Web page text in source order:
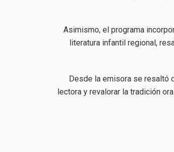
Asimismo, el programa
literatura infantil regional,
Desde la emisora se resaltó
lectora y revalorar la tradición